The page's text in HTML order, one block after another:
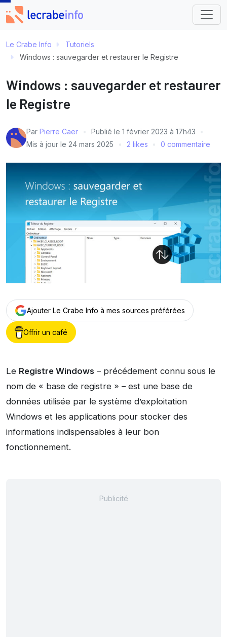
Le Crabe Info
Tutoriels
Windows : sauvegarder et restaurer le Registre
Windows : sauvegarder et restaurer
le Registre
Par Pierre Caer Publié le 1 février 2023 à 17h43
Mis à jour le 24 mars 2025 2 likes 0 commentaire
Ajouter Le Crabe Info à mes sources préférées
Offrir un café
Le Registre Windows – précédement connu sous le
nom de « base de registre » – est une base de
données utilisée par le système d’exploitation
Windows et les applications pour stocker des
informations indispensables à leur bon
fonctionnement.